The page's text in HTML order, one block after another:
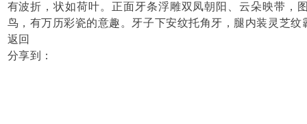
有波折，状如荷叶。正面牙条浮雕双凤朝阳、云朵映带，
鸟，有万历彩瓷的意趣。牙子下安纹托角牙，腿内装灵芝纹
返回
分享到：